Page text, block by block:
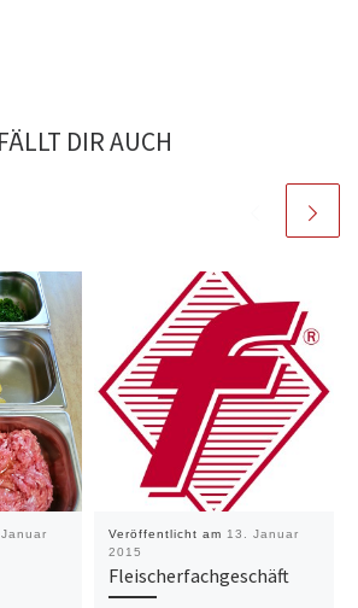
DIR AUCH
Veröffentlicht am 13. Januar
2015
Fleischerfachgeschäft